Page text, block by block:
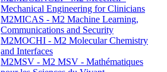
Mechanical Engineering for Clinicians
M2MICAS - M2 Machine Learning,
Communications and Security
M2MOCHI - M2 Molecular Chemistry
and Interfaces
M2MSV - M2 MSV - Mathématiques